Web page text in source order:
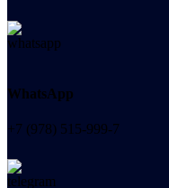
WhatsApp
+7 (978) 515-999-7